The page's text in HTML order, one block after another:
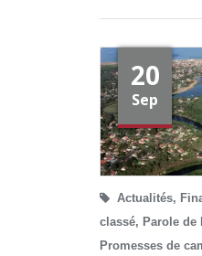
20
Sep
Actualités,
classé, Parole de
Promesses de